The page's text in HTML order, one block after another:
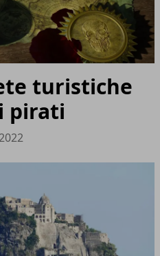
turistiche
pirati